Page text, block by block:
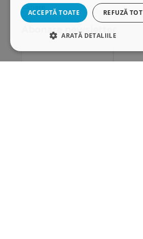
ACCEPTĂ TOATE REFUZĂ TOT
ARATĂ DETALIILE
Cariere
Abonare newsletter